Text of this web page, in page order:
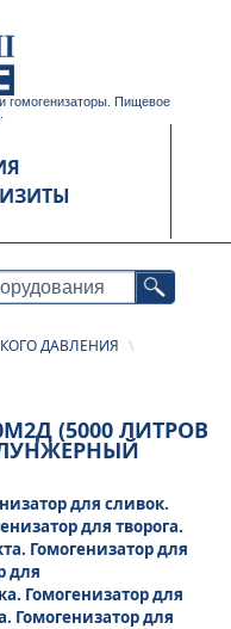
гомогенизаторы. Пищевое
ДАВЛЕНИЯ \
(5000 ЛИТРОВ
для сливок.
для творога.
Гомогенизатор для
для
Гомогенизатор для
Гомогенизатор для